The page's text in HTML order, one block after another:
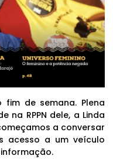
fim de semana. Plena
na RPPN dele, a Linda
a conversar
acesso a um veículo